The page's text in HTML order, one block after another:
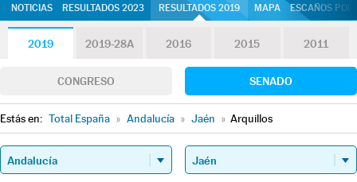
NOTICIAS RESULTADOS 2023 RESULTADOS 2019 MAPA ESCAÑOS
2019 2019-28A 2016 2015 2011
CONGRESO SENADO
Estás en: Total España » Andalucía » Jaén » Arquillos